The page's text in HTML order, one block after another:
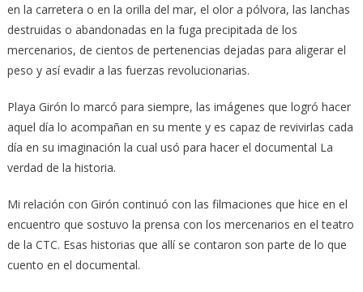
en la carretera o en la orilla del mar, el olor a pólvora, las lanchas
destruidas o abandonadas en la fuga precipitada de los
mercenarios, de cientos de pertenencias dejadas para aligerar el
peso y así evadir a las fuerzas revolucionarias.
Playa Girón lo marcó para siempre, las imágenes que logró hacer
aquel día lo acompañan en su mente y es capaz de revivirlas cada
día en su imaginación la cual usó para hacer el documental La
verdad de la historia.
Mi relación con Girón continuó con las filmaciones que hice en el
encuentro que sostuvo la prensa con los mercenarios en el teatro
de la CTC. Esas historias que allí se contaron son parte de lo que
cuento en el documental.